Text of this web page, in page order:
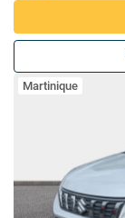
Martinique